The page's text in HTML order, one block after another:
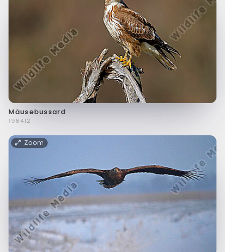
Mäusebussard
f98412
Zoom